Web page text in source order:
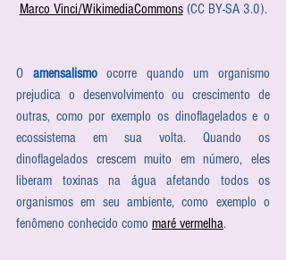
Marco Vinci/WikimediaCommons (CC BY-SA 3.0).
O amensalismo ocorre quando um organismo
prejudica o desenvolvimento ou crescimento de
outras, como por exemplo os dinoflagelados e o
ecossistema em sua volta. Quando os
dinoflagelados crescem muito em número, eles
liberam toxinas na água afetando todos os
organismos em seu ambiente, como exemplo o
fenômeno conhecido como maré vermelha.